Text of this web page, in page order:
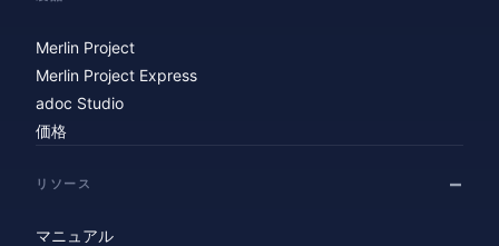
Merlin Project
Merlin Project Express
adoc Studio
価格
リソース
マニュアル